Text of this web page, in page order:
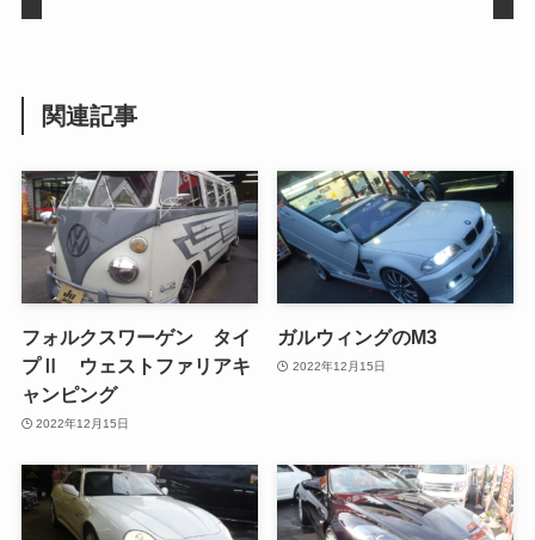
関連記事
フォルクスワーゲン タイ
プⅡ ウェストファリアキ
ャンピング
2022年12月15日
ガルウィングのM3
2022年12月15日